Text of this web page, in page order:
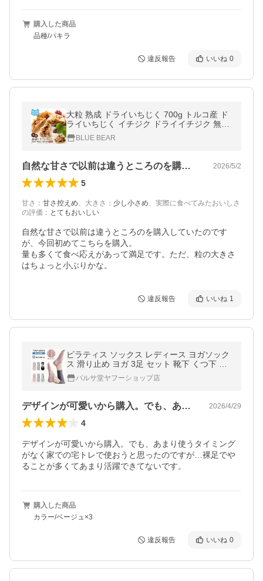
購入した商品
品種/パキラ
違反報告 いいね 0
大粒 熟成 ドライいちじく 700g トルコ産 ド
ライいちじく イチジク ドライイチジク 無花
果 お徳用 スイーツ お菓子 お中元 御中元 爆
買 BLUE BEAR
自然な甘さで以前は違うところのを購入し… 2026/5/2
5
甘さ ： 甘さ控えめ、 大きさ ： 少し小さめ、 実際に食べてみたおいしさ
の評価 ： とてもおいしい
自然な甘さで以前は違うところのを購入していたのです
が、今回初めてこちらを購入。
量も多くて食べ応えがあって満足です。ただ、粒の大きさ
はちょっと小ぶりかな。
違反報告 いいね 1
ピラティス ソックス レディース ヨガソック
ス 滑り止め ヨガ 3足 セット 靴下 くつ下 く
つした 通気性 耐久性 抗菌 防臭 バレエ スポ
ーツ おしゃれ
バルサ堂ヤフーショップ店
デザインが可愛いから購入。でも、あまり… 2026/4/29
4
デザインが可愛いから購入。でも、あまり使うタイミング
がなく家での宅トレで使おうと思ったのですが…裸足でや
ることが多くてあまり活躍できてないです。
購入した商品
カラー/ベージュ×3
違反報告 いいね 0